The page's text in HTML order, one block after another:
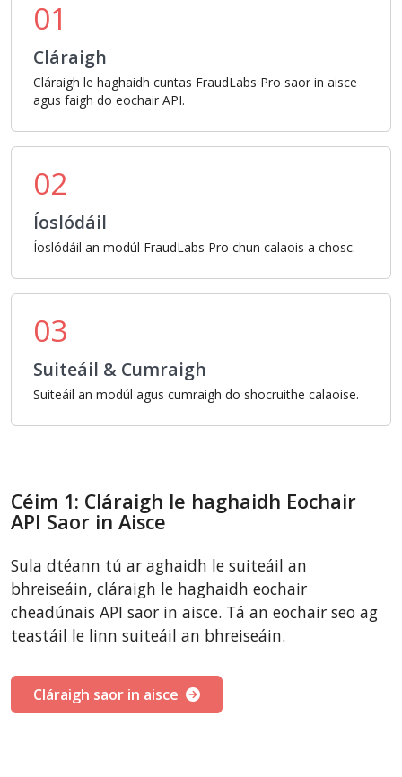
01
Cláraigh
Cláraigh le haghaidh cuntas FraudLabs Pro saor in aisce
agus faigh do eochair API.
02
Íoslódáil
Íoslódáil an modúl FraudLabs Pro chun calaois a chosc.
03
Suiteáil & Cumraigh
Suiteáil an modúl agus cumraigh do shocruithe calaoise.
Céim 1: Cláraigh le haghaidh Eochair
API Saor in Aisce
Sula dtéann tú ar aghaidh le suiteáil an
bhreiseáin, cláraigh le haghaidh eochair
cheadúnais API saor in aisce. Tá an eochair seo ag
teastáil le linn suiteáil an bhreiseáin.
Cláraigh saor in aisce